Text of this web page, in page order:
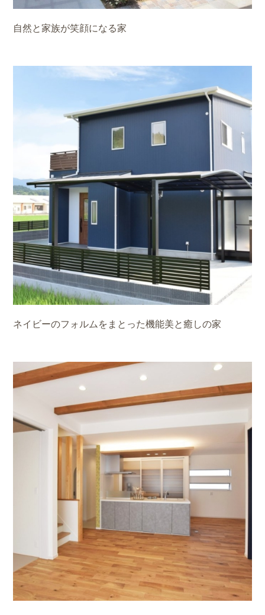
自然と家族が笑顔になる家
ネイビーのフォルムをまとった機能美と癒しの家